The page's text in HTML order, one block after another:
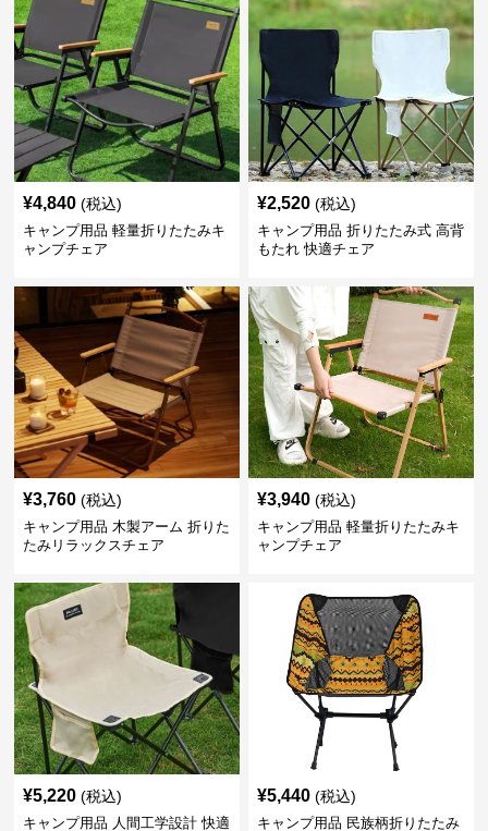
¥4,840 (税込)
キャンプ用品 軽量折りたたみキ
ャンプチェア
¥2,520 (税込)
キャンプ用品 折りたたみ式 高背
もたれ 快適チェア
¥3,760 (税込)
キャンプ用品 木製アーム 折りた
たみリラックスチェア
¥3,940 (税込)
キャンプ用品 軽量折りたたみキ
ャンプチェア
¥5,220 (税込)
キャンプ用品 人間工学設計 快適
¥5,440 (税込)
キャンプ用品 民族柄折りたたみ